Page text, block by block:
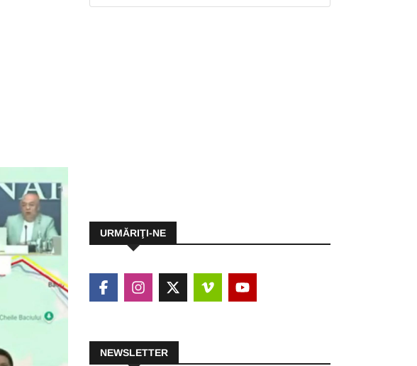
URMĂRIŢI-NE
NEWSLETTER